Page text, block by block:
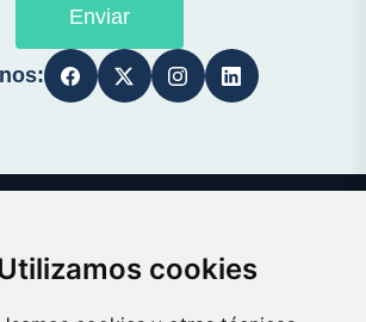
cookies
Enviar